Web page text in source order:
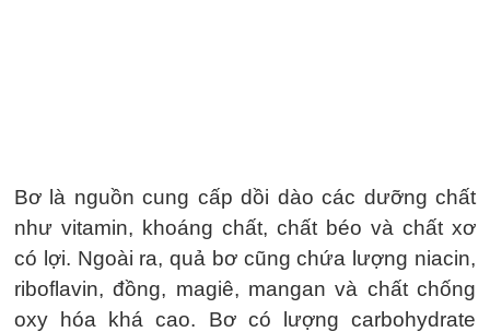
Bơ là nguồn cung cấp dồi dào các dưỡng chất
như vitamin, khoáng chất, chất béo và chất xơ
có lợi. Ngoài ra, quả bơ cũng chứa lượng niacin,
riboflavin, đồng, magiê, mangan và chất chống
oxy hóa khá cao. Bơ có lượng carbohydrate